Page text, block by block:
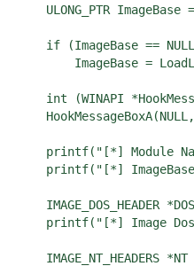
ULONG_PTR ImageBase
if (ImageBase ==
ImageBase =
int (WINAPI
printf("[*] Module
printf("[*]
IMAGE_DOS_HEADER
printf("[*] Image
IMAGE_NT_HEADERS *NT